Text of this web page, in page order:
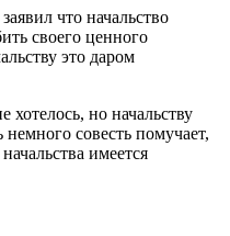
что начальство
своего ценного
это даром
хотелось, но начальству
немного совесть помучает,
имеется